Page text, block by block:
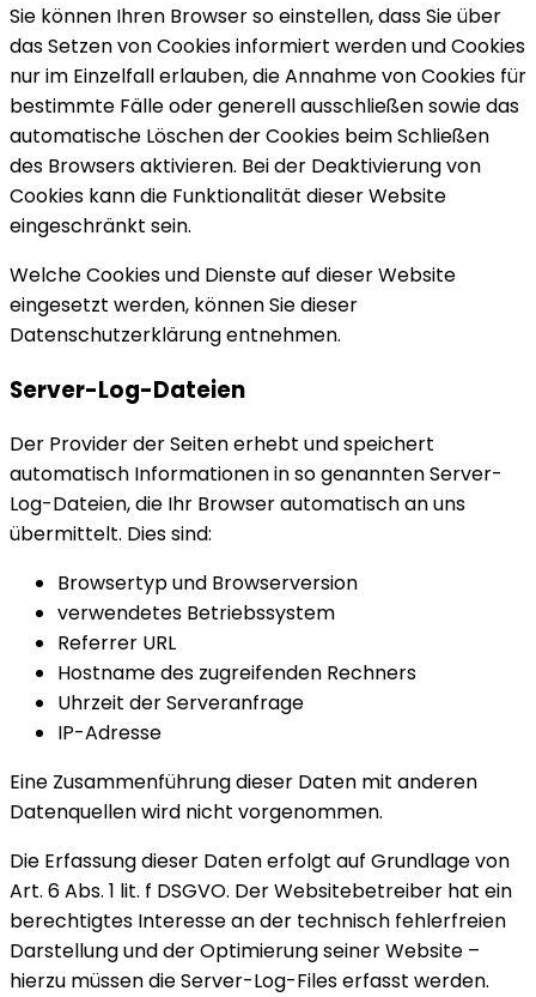
Sie können Ihren Browser so einstellen, dass Sie über
das Setzen von Cookies informiert werden und Cookies
nur im Einzelfall erlauben, die Annahme von Cookies für
bestimmte Fälle oder generell ausschließen sowie das
automatische Löschen der Cookies beim Schließen
des Browsers aktivieren. Bei der Deaktivierung von
Cookies kann die Funktionalität dieser Website
eingeschränkt sein.
Welche Cookies und Dienste auf dieser Website
eingesetzt werden, können Sie dieser
Datenschutzerklärung entnehmen.
Server-Log-Dateien
Der Provider der Seiten erhebt und speichert
automatisch Informationen in so genannten Server-
Log-Dateien, die Ihr Browser automatisch an uns
übermittelt. Dies sind:
Browsertyp und Browserversion
verwendetes Betriebssystem
Referrer URL
Hostname des zugreifenden Rechners
Uhrzeit der Serveranfrage
IP-Adresse
Eine Zusammenführung dieser Daten mit anderen
Datenquellen wird nicht vorgenommen.
Die Erfassung dieser Daten erfolgt auf Grundlage von
Art. 6 Abs. 1 lit. f DSGVO. Der Websitebetreiber hat ein
berechtigtes Interesse an der technisch fehlerfreien
Darstellung und der Optimierung seiner Website –
hierzu müssen die Server-Log-Files erfasst werden.